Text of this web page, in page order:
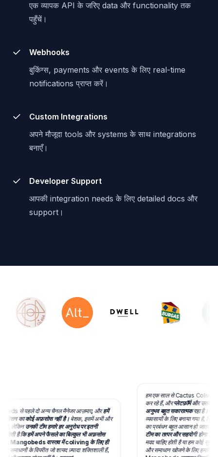
एक व्यापक API के जरिए data और functionality तक
पहुँचें।
Webhooks
बुकिंग्स, payments और events के लिए real-time
notifications प्राप्त करें।
Custom Integrations
अपने मौजूदा tools और systems के साथ integrations
बनाएँ।
Developer Support
आपकी integration needs के लिए detailed docs और
support।
से पहले दो अन्य चैनल मैनेजर आज़माए, औरहमें
का कोई अफ़सोस नहीं है।बेशक, इसमें अभी और
है, लेकिनउनकी टीम हमारे हर अनुरोध पर इतनी
देती है कि हमें अपने फैसले का बिल्कुल भी अफ़सोस
Mangobeds वास्तव में coliving के लिए ही
समाधानों के विपरीत जो शायद ज़्यादा शक्तिशाली हैं,
हम एक साल से Cactus Coliving
कर रहे हैं, औरप्लेटफ़ॉर्म और उसके पीछे
अनुभव बहुत सकारात्मक रहा है।यह
व्यवसायों के लिए बनाया गया है,
का प्रबंधन बहुत आसान हो जाता है।
टीम का तत्पर और सहयोगी होना।जब
मदद चाहिए होती है या हम कोई
और समाधान खोजने के लिए हमारे